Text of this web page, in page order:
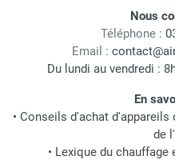
Nous
Téléphone :
Email :
Du lundi au vendredi :
En
• Conseils d'achat d'appareils
de
• Lexique du